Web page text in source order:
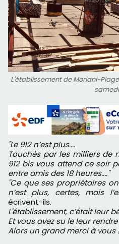
L'établissement de Moriani-
"Le 912 n’est plus....
Touchés par les milliers de
912 bis vous attend ce soir
entre amis des 18 heures...."
"Ce que ses propriétaires
n’est plus, certes, mais
écrivent-ils.
L'établissement, c’était leur
Et vous avez su le leur
Alors un grand merci à vous